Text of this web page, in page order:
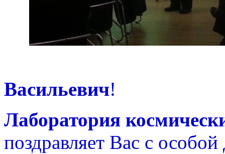
Васильевич!
Лаборатория
поздравляет Вас с